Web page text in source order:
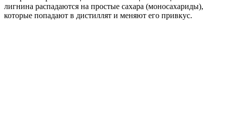
лигнина распадаются на простые сахара (моносахариды),
которые попадают в дистиллят и меняют его привкус.